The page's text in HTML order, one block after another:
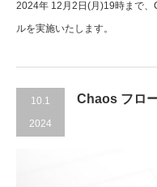
2024年 12月2日(月)19時まで
ルを実施いたします。
10.1
2024
Chaos フロ